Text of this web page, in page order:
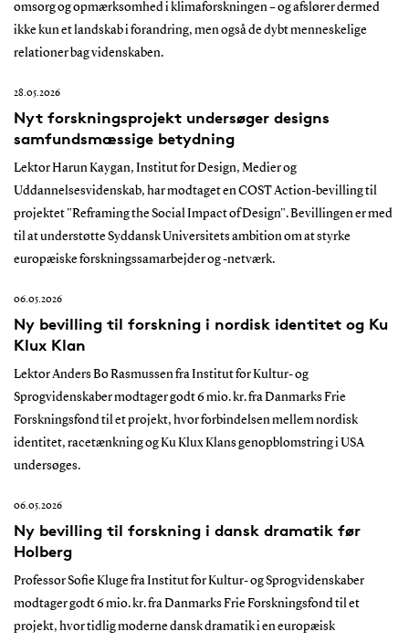
omsorg og opmærksomhed i klimaforskningen – og afslører dermed
ikke kun et landskab i forandring, men også de dybt menneskelige
relationer bag videnskaben.
28.05.2026
Nyt forskningsprojekt undersøger designs
samfundsmæssige betydning
Lektor Harun Kaygan, Institut for Design, Medier og
Uddannelsesvidenskab, har modtaget en COST Action-bevilling til
projektet "Reframing the Social Impact of Design". Bevillingen er med
til at understøtte Syddansk Universitets ambition om at styrke
europæiske forskningssamarbejder og -netværk.
06.05.2026
Ny bevilling til forskning i nordisk identitet og Ku
Klux Klan
Lektor Anders Bo Rasmussen fra Institut for Kultur- og
Sprogvidenskaber modtager godt 6 mio. kr. fra Danmarks Frie
Forskningsfond til et projekt, hvor forbindelsen mellem nordisk
identitet, racetænkning og Ku Klux Klans genopblomstring i USA
undersøges.
06.05.2026
Ny bevilling til forskning i dansk dramatik før
Holberg
Professor Sofie Kluge fra Institut for Kultur- og Sprogvidenskaber
modtager godt 6 mio. kr. fra Danmarks Frie Forskningsfond til et
projekt, hvor tidlig moderne dansk dramatik i en europæisk